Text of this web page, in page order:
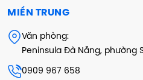
MIỀN TRUNG
Văn phòng:
Peninsula Đà Nẵng, phường
0909 967 658